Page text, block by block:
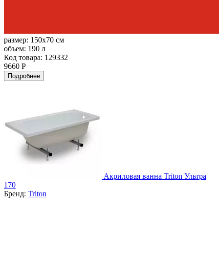
размер: 150x70 см
объем: 190 л
Код товара: 129332
9660 Р
Подробнее
Акриловая ванна Triton Ультра
170
Бренд: Triton